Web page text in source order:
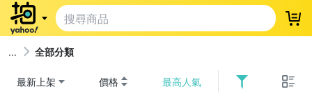
登
全部分類
最新上架 價格 最高人氣